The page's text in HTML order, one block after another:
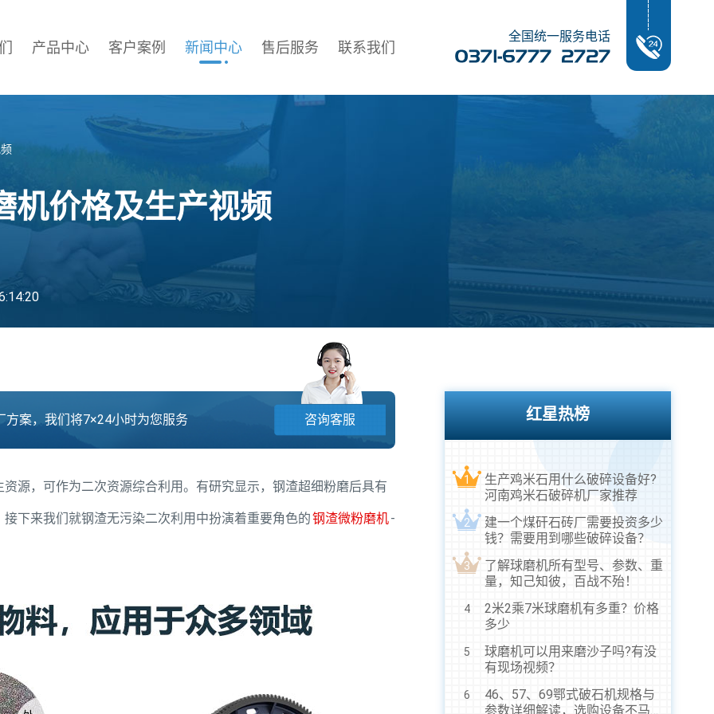
产品中心 客户案例 新闻中心 售后服务 联系我们
全国统一服务电话
机价格及生产视频
案，我们将7×24小时为您服务 咨询客服
源，可作为二次资源综合利用。有研究显示，钢渣超细粉磨后具有
下来我们就钢渣无污染二次利用中扮演着重要角色的钢渣微粉磨机-
红星热榜
1
生产鸡米石用什么破碎设备好?
河南鸡米石破碎机厂家推荐
2
建一个煤矸石砖厂需要投资多少
钱？需要用到哪些破碎设备？
3
了解球磨机所有型号、参数、重
量，知己知彼，百战不殆！
4
2米2乘7米球磨机有多重？价格
多少
5
球磨机可以用来磨沙子吗?有没
有现场视频？
6
46、57、69鄂式破石机规格与
参数详细解读，选购设备不马